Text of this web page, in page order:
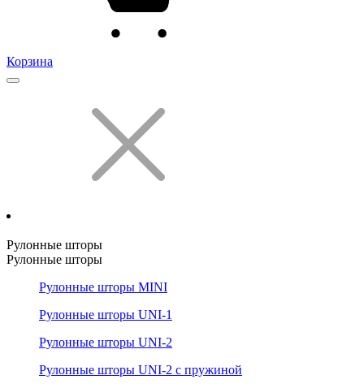
Корзина
Рулонные шторы
Рулонные шторы
Рулонные шторы MINI
Рулонные шторы UNI-1
Рулонные шторы UNI-2
Рулонные шторы UNI-2 с пружиной